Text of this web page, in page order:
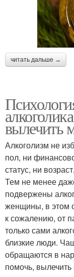
читать дальше →
вылечить
Алкоголизм не
пол, ни
статус, ни
Тем не менее
подвержены
женщины, в этом
к сожалению, от
только сами
близкие люди.
обращаются в
помочь,